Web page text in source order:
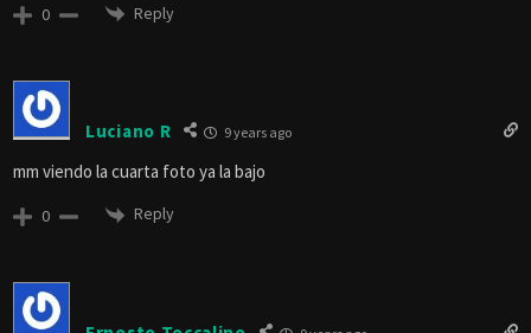
0 Reply
Luciano R 9 years ago
mm viendo la cuarta foto ya la bajo
0 Reply